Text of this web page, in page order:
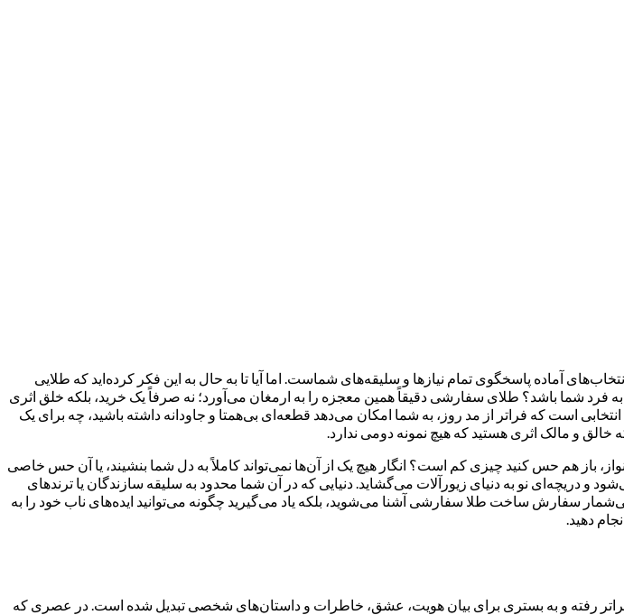
آماده پاسخگوی تمام نیازها و سلیقه‌های شماست. اما آیا تا به حال به این فکر کرده‌اید که طلایی
فرد شما باشد؟ طلای سفارشی دقیقاً همین معجزه را به ارمغان می‌آورد؛ نه صرفاً یک خرید، بلکه خلق اثری
است که فراتر از مد روز، به شما امکان می‌دهد قطعه‌ای بی‌همتا و جاودانه داشته باشید، چه برای یک
خالق و مالک اثری هستید که هیچ نمونه دومی ندارد.
باز هم حس کنید چیزی کم است؟ انگار هیچ یک از آن‌ها نمی‌تواند کاملاً به دل شما بنشیند، یا آن حس خاصی
نو به دنیای زیورآلات می‌گشاید. دنیایی که در آن شما محدود به سلیقه سازندگان یا ترندهای
بی‌شمار سفارش ساخت طلا سفارشی آشنا می‌شوید، بلکه یاد می‌گیرید چگونه می‌توانید ایده‌های ناب خود را به
دهید.
فراتر رفته و به بستری برای بیان هویت، عشق، خاطرات و داستان‌های شخصی تبدیل شده است. در عصری که